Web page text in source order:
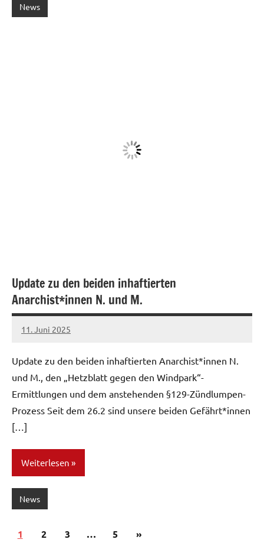
News
Update zu den beiden inhaftierten
Anarchist*innen N. und M.
11. Juni 2025
network
Update zu den beiden inhaftierten Anarchist*innen N.
und M., den „Hetzblatt gegen den Windpark“-
Ermittlungen und dem anstehenden §129-Zündlumpen-
Prozess Seit dem 26.2 sind unsere beiden Gefährt*innen
[…]
Weiterlesen
News
Seitennummerierung
1 2 3 … 5
Nächste
»